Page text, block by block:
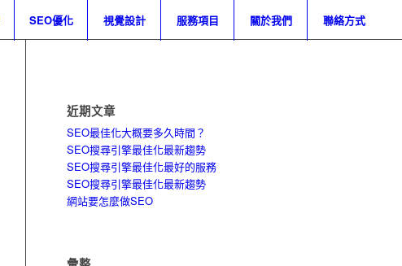
SEO優化 視覺設計 服務項目 關於我們 聯絡方式
近期文章
SEO最佳化大概要多久時間？
SEO搜尋引擎最佳化最新趨勢
SEO搜尋引擎最佳化最好的服務
SEO搜尋引擎最佳化最新趨勢
網站要怎麼做SEO